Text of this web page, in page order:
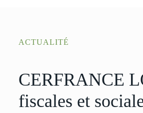
ACTUALITÉ
CERFRANCE
fiscales et